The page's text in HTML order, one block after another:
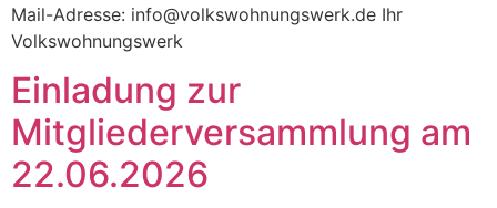
Mail-Adresse: info@volkswohnungswerk.de Ihr
Volkswohnungswerk
Einladung zur
Mitgliederversammlung am
22.06.2026